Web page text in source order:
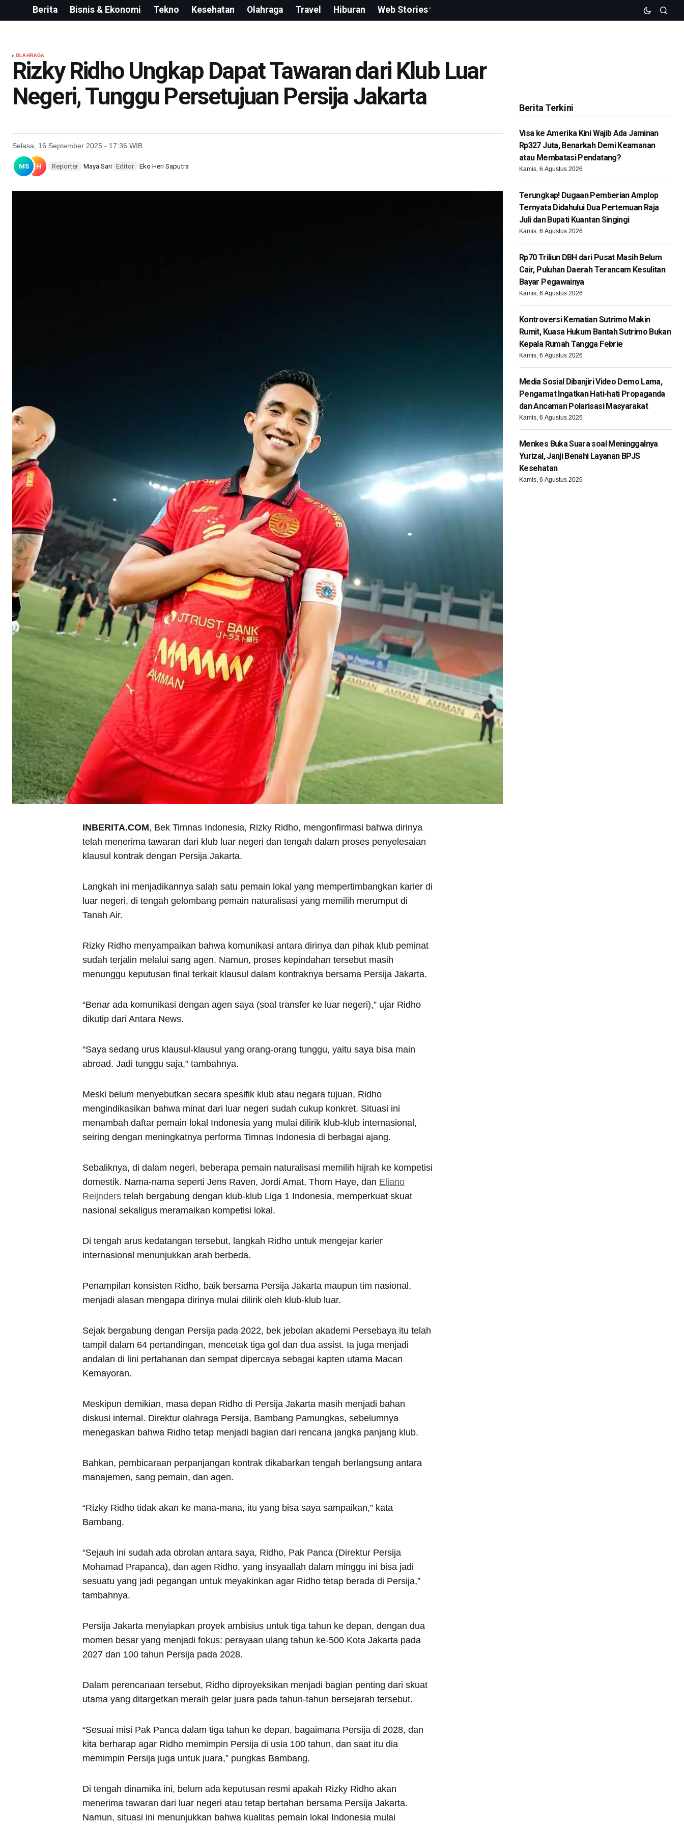
Berita Bisnis & Ekonomi Tekno Kesehatan Olahraga Travel Hiburan Web Stories
OLAHRAGA
Rizky Ridho Ungkap Dapat Tawaran dari Klub Luar
Negeri, Tunggu Persetujuan Persija Jakarta
Selasa, 16 September 2025 - 17:36 WIB
MS EH Reporter Maya Sari Editor Eko Heri Saputra
INBERITA.COM, Bek Timnas Indonesia, Rizky Ridho, mengonfirmasi bahwa dirinya
telah menerima tawaran dari klub luar negeri dan tengah dalam proses penyelesaian
klausul kontrak dengan Persija Jakarta.
Langkah ini menjadikannya salah satu pemain lokal yang mempertimbangkan karier di
luar negeri, di tengah gelombang pemain naturalisasi yang memilih merumput di
Tanah Air.
Rizky Ridho menyampaikan bahwa komunikasi antara dirinya dan pihak klub peminat
sudah terjalin melalui sang agen. Namun, proses kepindahan tersebut masih
menunggu keputusan final terkait klausul dalam kontraknya bersama Persija Jakarta.
“Benar ada komunikasi dengan agen saya (soal transfer ke luar negeri),” ujar Ridho
dikutip dari Antara News.
“Saya sedang urus klausul-klausul yang orang-orang tunggu, yaitu saya bisa main
abroad. Jadi tunggu saja,” tambahnya.
Meski belum menyebutkan secara spesifik klub atau negara tujuan, Ridho
mengindikasikan bahwa minat dari luar negeri sudah cukup konkret. Situasi ini
menambah daftar pemain lokal Indonesia yang mulai dilirik klub-klub internasional,
seiring dengan meningkatnya performa Timnas Indonesia di berbagai ajang.
Sebaliknya, di dalam negeri, beberapa pemain naturalisasi memilih hijrah ke kompetisi
domestik. Nama-nama seperti Jens Raven, Jordi Amat, Thom Haye, dan Eliano
Reijnders telah bergabung dengan klub-klub Liga 1 Indonesia, memperkuat skuat
nasional sekaligus meramaikan kompetisi lokal.
Di tengah arus kedatangan tersebut, langkah Ridho untuk mengejar karier
internasional menunjukkan arah berbeda.
Penampilan konsisten Ridho, baik bersama Persija Jakarta maupun tim nasional,
menjadi alasan mengapa dirinya mulai dilirik oleh klub-klub luar.
Sejak bergabung dengan Persija pada 2022, bek jebolan akademi Persebaya itu telah
tampil dalam 64 pertandingan, mencetak tiga gol dan dua assist. Ia juga menjadi
andalan di lini pertahanan dan sempat dipercaya sebagai kapten utama Macan
Kemayoran.
Meskipun demikian, masa depan Ridho di Persija Jakarta masih menjadi bahan
diskusi internal. Direktur olahraga Persija, Bambang Pamungkas, sebelumnya
menegaskan bahwa Ridho tetap menjadi bagian dari rencana jangka panjang klub.
Bahkan, pembicaraan perpanjangan kontrak dikabarkan tengah berlangsung antara
manajemen, sang pemain, dan agen.
“Rizky Ridho tidak akan ke mana-mana, itu yang bisa saya sampaikan,” kata
Bambang.
“Sejauh ini sudah ada obrolan antara saya, Ridho, Pak Panca (Direktur Persija
Mohamad Prapanca), dan agen Ridho, yang insyaallah dalam minggu ini bisa jadi
sesuatu yang jadi pegangan untuk meyakinkan agar Ridho tetap berada di Persija,”
tambahnya.
Persija Jakarta menyiapkan proyek ambisius untuk tiga tahun ke depan, dengan dua
momen besar yang menjadi fokus: perayaan ulang tahun ke-500 Kota Jakarta pada
2027 dan 100 tahun Persija pada 2028.
Dalam perencanaan tersebut, Ridho diproyeksikan menjadi bagian penting dari skuat
utama yang ditargetkan meraih gelar juara pada tahun-tahun bersejarah tersebut.
“Sesuai misi Pak Panca dalam tiga tahun ke depan, bagaimana Persija di 2028, dan
kita berharap agar Ridho memimpin Persija di usia 100 tahun, dan saat itu dia
memimpin Persija juga untuk juara,” pungkas Bambang.
Di tengah dinamika ini, belum ada keputusan resmi apakah Rizky Ridho akan
menerima tawaran dari luar negeri atau tetap bertahan bersama Persija Jakarta.
Namun, situasi ini menunjukkan bahwa kualitas pemain lokal Indonesia mulai
Berita Terkini
Visa ke Amerika Kini Wajib Ada Jaminan
Rp327 Juta, Benarkah Demi Keamanan
atau Membatasi Pendatang?
Kamis, 6 Agustus 2026
Terungkap! Dugaan Pemberian Amplop
Ternyata Didahului Dua Pertemuan Raja
Juli dan Bupati Kuantan Singingi
Kamis, 6 Agustus 2026
Rp70 Triliun DBH dari Pusat Masih Belum
Cair, Puluhan Daerah Terancam Kesulitan
Bayar Pegawainya
Kamis, 6 Agustus 2026
Kontroversi Kematian Sutrimo Makin
Rumit, Kuasa Hukum Bantah Sutrimo Bukan
Kepala Rumah Tangga Febrie
Kamis, 6 Agustus 2026
Media Sosial Dibanjiri Video Demo Lama,
Pengamat Ingatkan Hati-hati Propaganda
dan Ancaman Polarisasi Masyarakat
Kamis, 6 Agustus 2026
Menkes Buka Suara soal Meninggalnya
Yurizal, Janji Benahi Layanan BPJS
Kesehatan
Kamis, 6 Agustus 2026